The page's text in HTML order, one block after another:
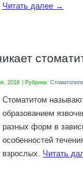
Читать далее →
2019 Рубрика:
Стоматитом
образованием
разных форм в
особенностей
взрослых. Читать